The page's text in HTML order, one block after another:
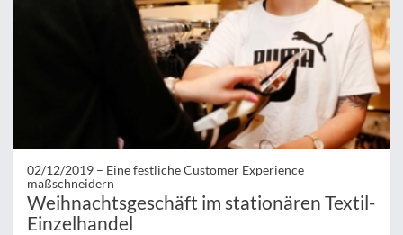
02/12/2019 – Eine festliche Customer Experience
maßschneidern
Weihnachtsgeschäft im stationären Textil-
Einzelhandel